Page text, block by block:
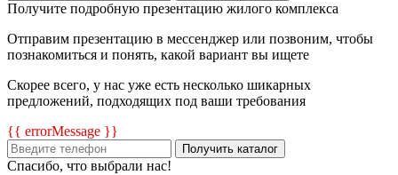
Получите подробную презентацию жилого комплекса
Отправим презентацию в мессенджер или позвоним, чтобы
познакомиться и понять, какой вариант вы ищете
Скорее всего, у нас уже есть несколько шикарных
предложений, подходящих под ваши требования
{{ errorMessage }}
Получить каталог
Спасибо, что выбрали нас!